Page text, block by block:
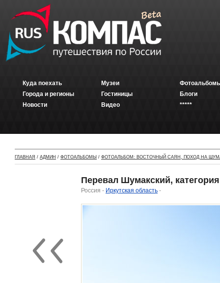
Куда поехать
Города и регионы
Новости
Музеи
Гостиницы
Видео
Блоги
*****
ГЛАВНАЯ / АДМИН / ФОТОАЛЬБОМЫ / ФОТОАЛЬБОМ: ВОСТОЧНЫЙ САЯН, ПОХОД НА
Перевал Шумакский,
Россия - Иркутская область -